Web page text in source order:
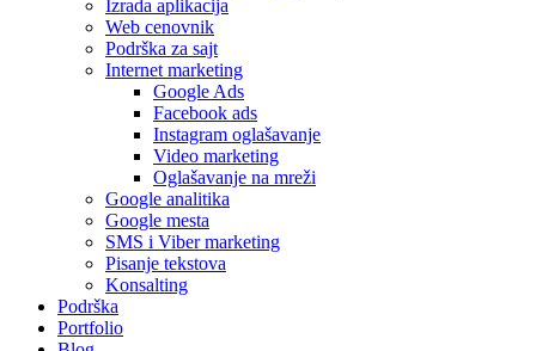
Izrada aplikacija
Web cenovnik
Podrška za sajt
Internet marketing
Google Ads
Facebook ads
Instagram oglašavanje
Video marketing
Oglašavanje na mreži
Google analitika
Google mesta
SMS i Viber marketing
Pisanje tekstova
Konsalting
Podrška
Portfolio